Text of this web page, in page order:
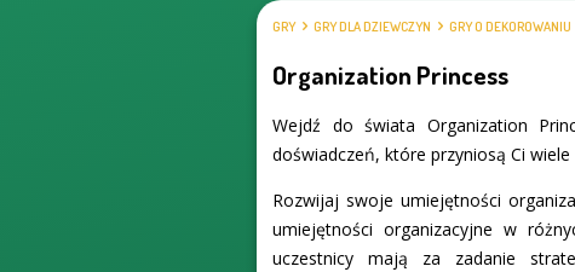
GRY GRY DLA DZIEWCZYN GRY O DEKOROWANIU
Organization Princess
Wejdź do świata Organization
doświadczeń, które przyniosą Ci
Rozwijaj swoje umiejętności
umiejętności organizacyjne w
uczestnicy mają za zadanie